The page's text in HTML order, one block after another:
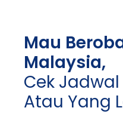
Mau
Malaysia,
Cek
Atau Yang